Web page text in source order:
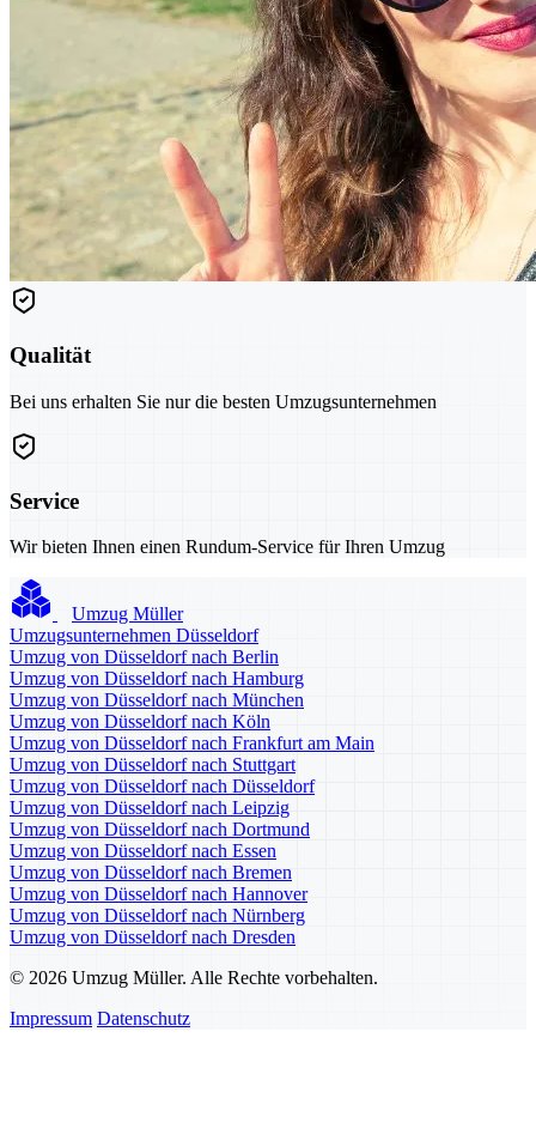
Qualität
Bei uns erhalten Sie nur die besten Umzugsunternehmen
Service
Wir bieten Ihnen einen Rundum-Service für Ihren Umzug
Umzug Müller
Umzugsunternehmen Düsseldorf
Umzug von Düsseldorf nach Berlin
Umzug von Düsseldorf nach Hamburg
Umzug von Düsseldorf nach München
Umzug von Düsseldorf nach Köln
Umzug von Düsseldorf nach Frankfurt am Main
Umzug von Düsseldorf nach Stuttgart
Umzug von Düsseldorf nach Düsseldorf
Umzug von Düsseldorf nach Leipzig
Umzug von Düsseldorf nach Dortmund
Umzug von Düsseldorf nach Essen
Umzug von Düsseldorf nach Bremen
Umzug von Düsseldorf nach Hannover
Umzug von Düsseldorf nach Nürnberg
Umzug von Düsseldorf nach Dresden
© 2026 Umzug Müller. Alle Rechte vorbehalten.
Impressum Datenschutz